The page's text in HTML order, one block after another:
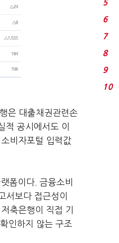
은 대출채권관련손
공시에서도 이
비자포털 입력값
폼이다. 금융소비
서보다 접근성이
축은행이 직접 기
인하지 않는 구조
5
6
7
8
9
10